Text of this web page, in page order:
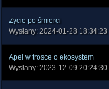
Życie po śmierci
Wysłany: 2024-01-28 18:34:23
Apel w trosce o ekosystem
Wysłany: 2023-12-09 20:24:30